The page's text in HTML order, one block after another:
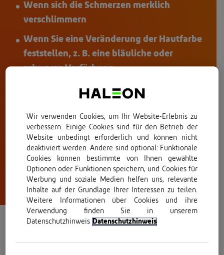
Wenn sich die Schmerzen merklich
verschlimmern
Wenn Sie eine Veränderung der Hautfarbe
feststellen, z. B. eine bläuliche oder
schwarze Verfärbung
Wenn Sie eine fortschreitende Veränderung
der Form Ihres Fußes feststellen
Wenn Sie Anzeichen einer Infektion
bemerken, wie Schwellungen und Wärme
bei Berührung
Wenn Sie Ihren Fuß nicht mehr belasten
können
Wir verwenden Cookies, um Ihr Website-Erlebnis zu
verbessern. Einige Cookies sind für den Betrieb der
Website unbedingt erforderlich und können nicht
deaktiviert werden. Andere sind optional: Funktionale
Cookies können bestimmte von Ihnen gewählte
Optionen oder Funktionen speichern, und Cookies für
Werbung und soziale Medien helfen uns, relevante
Inhalte auf der Grundlage Ihrer Interessen zu teilen.
Weitere Informationen über Cookies und ihre
Verwendung finden Sie in unserem
Datenschutzhinweis Datenschutzhinweis